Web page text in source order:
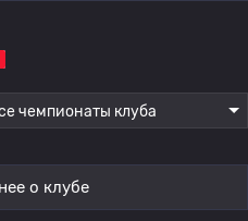
чемпионаты клуба
о клубе